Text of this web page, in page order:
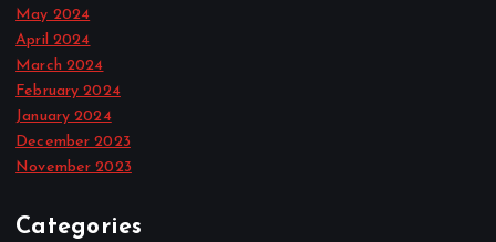
May 2024
April 2024
March 2024
February 2024
January 2024
December 2023
November 2023
Categories